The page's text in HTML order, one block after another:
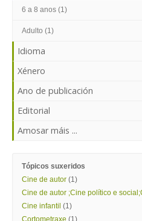
6 a 8 anos (1)
Adulto (1)
Idioma
Xénero
Ano de publicación
Editorial
Amosar máis ...
Tópicos suxeridos
Cine de autor (1)
Cine de autor ;Cine político e
Cine infantil (1)
Cortometraxe (1)